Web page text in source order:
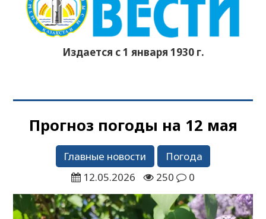
Издается с 1 января 1930 г.
Прогноз погоды на 12 мая
Главные новости
Погода
12.05.2026
250 0